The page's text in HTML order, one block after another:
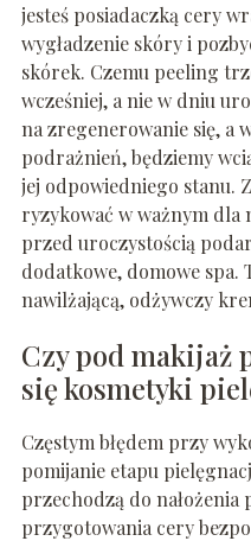
jesteś posiadaczką cery
wygładzenie skóry i
skórek. Czemu peeling
wcześniej, a nie w dniu
na zregenerowanie się, a
podrażnień, będziemy
jej odpowiedniego stanu.
ryzykować w ważnym dla
przed uroczystością
dodatkowe, domowe spa.
nawilżającą, odżywczy
Czy pod makijaż
się kosmetyki
Częstym błędem przy
pomijanie etapu
przechodzą do
przygotowania cery